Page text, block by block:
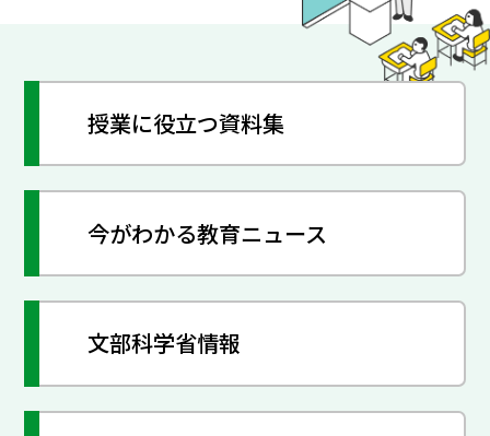
授業に役立つ資料集
今がわかる教育ニュース
文部科学省情報